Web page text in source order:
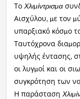
Το Χλιμίντρισμα
Αισχύλου, με τον μ
υπαρξιακό κόσμο
Ταυτόχρονα διαμ
υψηλής έντασης,
οι λυγμοί και οι
συγκρότηση των
Η παράσταση Χλιμ